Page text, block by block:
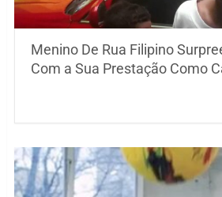
Menino De Rua Filipino
Com a Sua Prestação Como